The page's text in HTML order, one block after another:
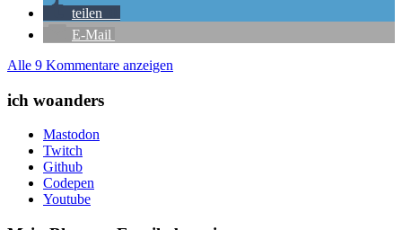
teilen
E-Mail
Alle 9 Kommentare anzeigen
ich woanders
Mastodon
Twitch
Github
Codepen
Youtube